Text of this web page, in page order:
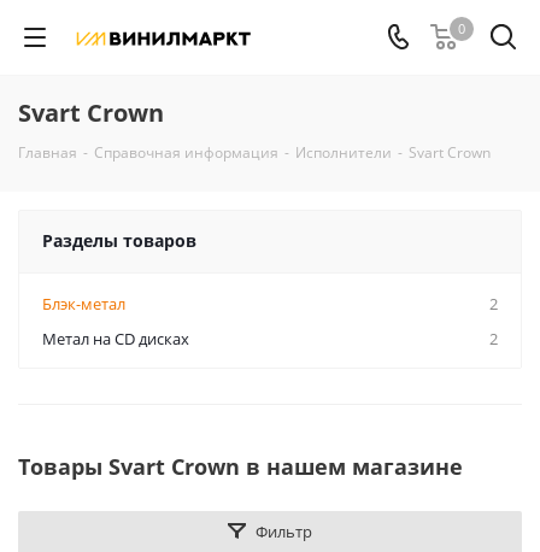
0
Svart Crown
Главная - Справочная информация - Исполнители - Svart Crown
Разделы товаров
Блэк-метал
2
Метал на CD дисках
2
Товары Svart Crown в нашем магазине
Фильтр